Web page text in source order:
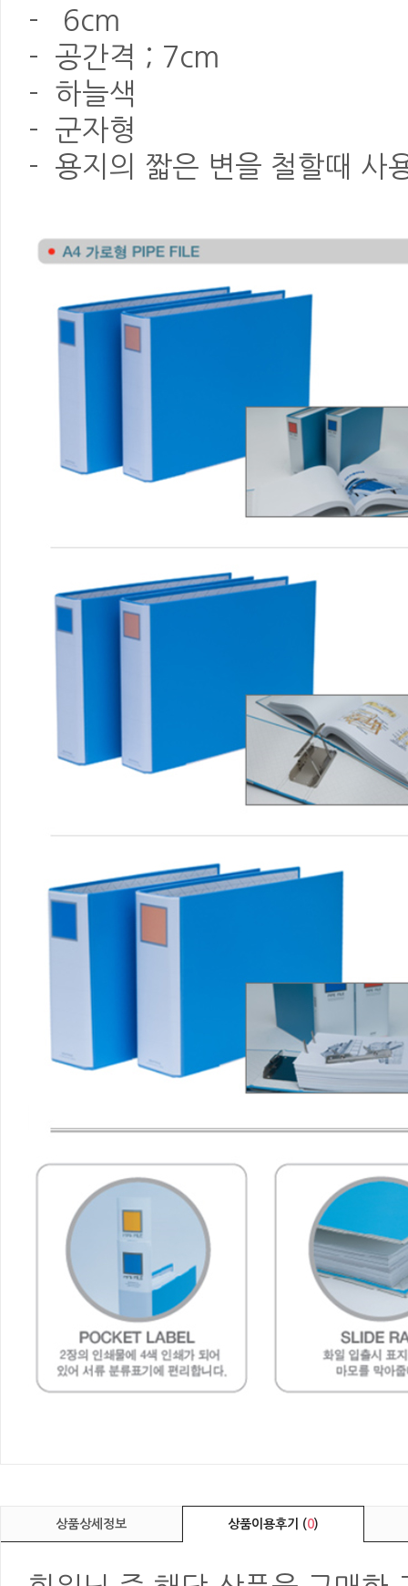
- 6cm
- 공간격 ; 7cm
- 하늘색
- 군자형
- 용지의 짧은 변을 철할때 사
상품상세정보 상품이용후기 (0)